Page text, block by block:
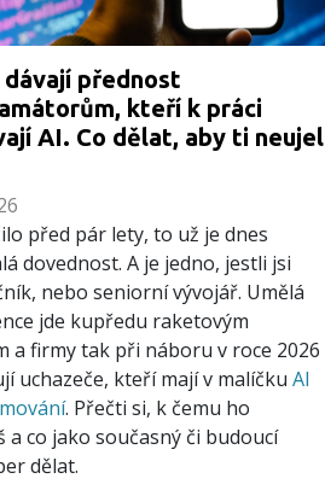
dávají přednost
kteří k práci
AI. Co dělat, aby ti neujel
před pár lety, to už je dnes
dovednost. A je jedno, jestli jsi
nebo seniorní vývojář. Umělá
jde kupředu raketovým
a firmy tak při náboru v roce 2026
uchazeče, kteří mají v malíčku AI
. Přečti si, k čemu ho
a co jako současný či budoucí
dělat.